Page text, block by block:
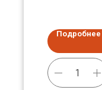
Подробнее